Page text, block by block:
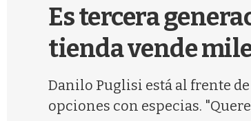
Es tercera
tienda vende
Danilo Puglisi está al frente
opciones con especias.